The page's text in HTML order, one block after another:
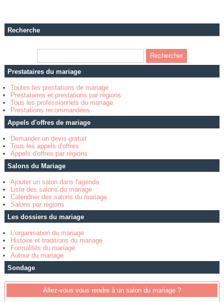
Recherche
Prestataires du mariage
Toutes les prestations de mariage
Prestataires et prestations par régions
Tous les professionnels du mariage
Prestations recommandées
Appels d'offres de mariage
Demander un devis gratuit
Tous les appels d'offres
Appels d'offres par régions
Salons du Mariage
Ajouter un salon dans l'agenda
Liste des salons du mariage
Calendrier des salons du mariage
Salons par régions
Les dossiers du mariage
L'organisation du mariage
Histoire et traditions du mariage
Formalités du mariage
Autour du mariage
Sondage
Allez-vous vous rendre à un salon du mariage ?